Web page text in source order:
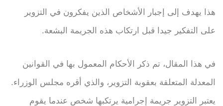
هذا يهدف إلى إجبار الأشخاص الذين يفكرون في التزوير
على التفكير جيدا قبل ارتكاب هذه الجريمة البشعة.
في هذا المقال، تم ذكر الأحكام المعمول بها في القوانين
المعدلة المتعلقة بعقوبة التزوير، والذي أقره مجلس الوزراء.
يعتبر التزوير جريمة إجرامية يرتكبها شخص عندما يقوم